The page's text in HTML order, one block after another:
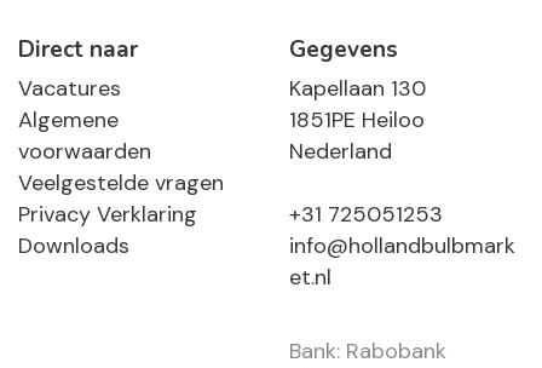
Direct naar
Vacatures
Algemene
voorwaarden
Veelgestelde vragen
Privacy Verklaring
Downloads
Gegevens
Kapellaan 130
1851PE Heiloo
Nederland
+31 725051253
info@hollandbulbmark
et.nl
Bank: Rabobank